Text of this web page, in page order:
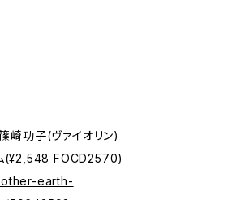
功子(ヴァイオリン)
(¥2,548 FOCD2570)
earth-